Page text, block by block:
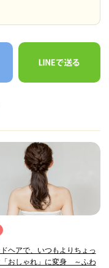
ドヘアで、いつもよりちょっ
「おしゃれ」に変身 ～ふわ